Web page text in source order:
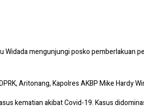
Widada mengunjungi posko pemberlakuan
Aritonang, Kapolres AKBP Mike Hardy
kematian akibat Covid-19. Kasus